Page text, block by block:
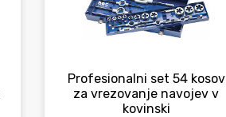
Profesionalni set 54 kosov
za vrezovanje navojev v
kovinski